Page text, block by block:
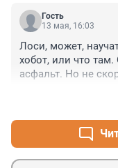
Гость
13 мая, 16:03
Лоси, может,
хобот, или что
асфальт. Но не